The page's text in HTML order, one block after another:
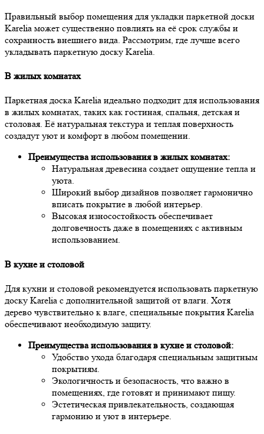
Правильный выбор помещения для укладки паркетной доски
Karelia может существенно повлиять на её срок службы и
сохранность внешнего вида. Рассмотрим, где лучше всего
укладывать паркетную доску Karelia.
В жилых комнатах
Паркетная доска Karelia идеально подходит для использования
в жилых комнатах, таких как гостиная, спальня, детская и
столовая. Её натуральная текстура и теплая поверхность
создадут уют и комфорт в любом помещении.
Преимущества использования в жилых комнатах:
Натуральная древесина создает ощущение тепла и
уюта.
Широкий выбор дизайнов позволяет гармонично
вписать покрытие в любой интерьер.
Высокая износостойкость обеспечивает
долговечность даже в помещениях с активным
использованием.
В кухне и столовой
Для кухни и столовой рекомендуется использовать паркетную
доску Karelia с дополнительной защитой от влаги. Хотя
дерево чувствительно к влаге, специальные покрытия Karelia
обеспечивают необходимую защиту.
Преимущества использования в кухне и столовой:
Удобство ухода благодаря специальным защитным
покрытиям.
Экологичность и безопасность, что важно в
помещениях, где готовят и принимают пищу.
Эстетическая привлекательность, создающая
гармонию и уют в интерьере.